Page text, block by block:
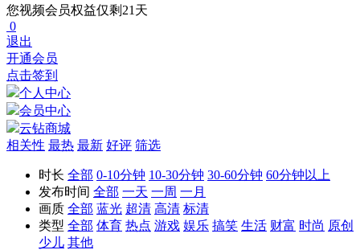
您视频会员权益仅剩21天
0
退出
开通会员
点击签到
个人中心
会员中心
云钻商城
相关性 最热 最新 好评 筛选
时长 全部 0-10分钟 10-30分钟 30-60分钟 60分钟以上
发布时间 全部 一天 一周 一月
画质 全部 蓝光 超清 高清 标清
类型 全部 体育 热点 游戏 娱乐 搞笑 生活 财富 时尚 原创
少儿 其他